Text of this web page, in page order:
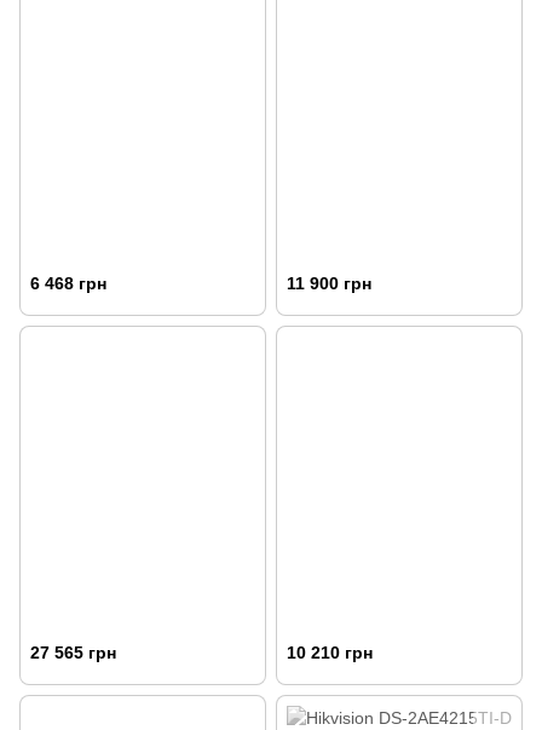
6 468 грн 11 900 грн
27 565 грн 10 210 грн